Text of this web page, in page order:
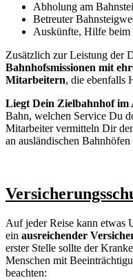
Abholung am
Betreuter
Auskünfte, Hilfe beim
Zusätzlich zur Leistung der
Bahnhofsmissionen mit
Mitarbeitern, die ebenfalls
Liegt Dein Zielbahnhof im
Bahn, welchen Service Du
Mitarbeiter vermitteln Dir
an ausländischen
Auf jeder Reise kann etwas
ein ausreichender
erster Stelle sollte der
Menschen mit
beachten: